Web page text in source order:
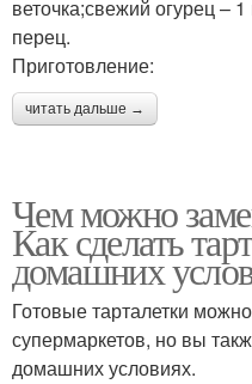
веточка;свежий огурец –
перец.
Приготовление:
читать дальше →
Чем можно
Как сделать
домашних
Готовые тарталетки
супермаркетов, но вы
домашних условиях.